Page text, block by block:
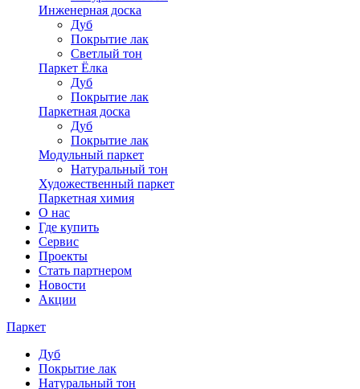
Инженерная доска
Дуб
Покрытие лак
Светлый тон
Паркет Ёлка
Дуб
Покрытие лак
Паркетная доска
Дуб
Покрытие лак
Модульный паркет
Натуральный тон
Художественный паркет
Паркетная химия
О нас
Где купить
Сервис
Проекты
Стать партнером
Новости
Акции
Паркет
Дуб
Покрытие лак
Натуральный тон